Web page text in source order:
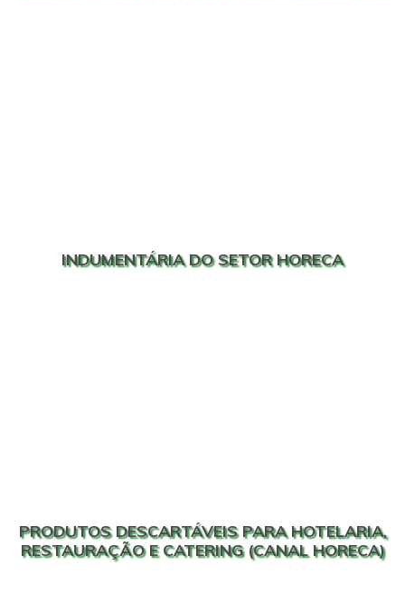
INDUMENTÁRIA DO SETOR HORECA
PRODUTOS DESCARTÁVEIS PARA HOTELARIA,
RESTAURAÇÃO E CATERING (CANAL HORECA)